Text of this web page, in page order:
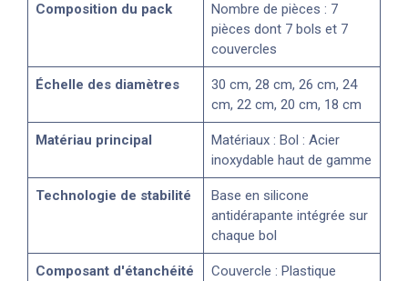
Composition du pack
Nombre de pièces : 7
pièces dont 7 bols et 7
couvercles
Échelle des diamètres
30 cm, 28 cm, 26 cm, 24
cm, 22 cm, 20 cm, 18 cm
Matériau principal
Matériaux : Bol : Acier
inoxydable haut de gamme
Technologie de stabilité
Base en silicone
antidérapante intégrée sur
chaque bol
Composant d'étanchéité
Couvercle : Plastique